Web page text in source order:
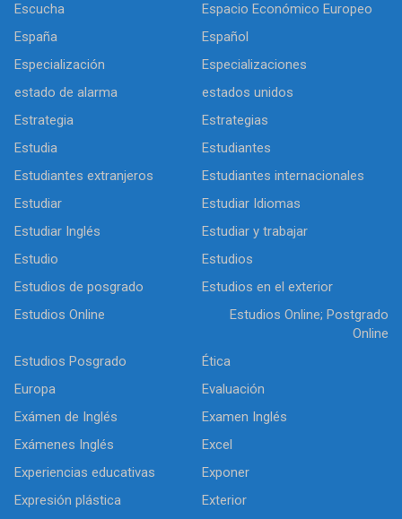
Escucha
Espacio Económico Europeo
España
Español
Especialización
Especializaciones
estado de alarma
estados unidos
Estrategia
Estrategias
Estudia
Estudiantes
Estudiantes extranjeros
Estudiantes internacionales
Estudiar
Estudiar Idiomas
Estudiar Inglés
Estudiar y trabajar
Estudio
Estudios
Estudios de posgrado
Estudios en el exterior
Estudios Online
Estudios Online; Postgrado
Online
Estudios Posgrado
Ética
Europa
Evaluación
Exámen de Inglés
Examen Inglés
Exámenes Inglés
Excel
Experiencias educativas
Exponer
Expresión plástica
Exterior